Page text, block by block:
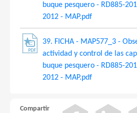
buque pesquero - RD885-
2012 - MAP.pdf
39. FICHA - MAP577_3 -
actividad y control de las
buque pesquero - RD885-
2012 - MAP.pdf
Compartir